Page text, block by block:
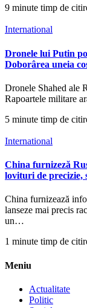
9 minute timp de
International
Dronele lui Putin
Doborârea uneia
Dronele Shahed ale
Rapoartele militare
5 minute timp de
International
China furnizeză
lovituri de precizie,
China furnizează
lanseze mai precis
un…
1 minute timp de
Meniu
Actualitate
Politic